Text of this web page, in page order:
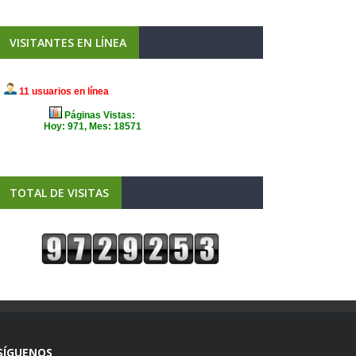
VISITANTES EN LÍNEA
TOTAL DE VISITAS